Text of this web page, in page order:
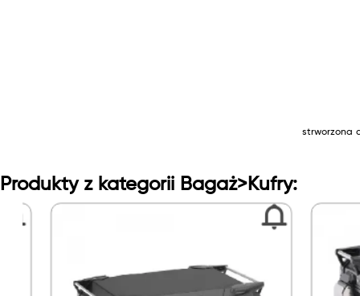
strworzona
Produkty z kategorii Bagaż>Kufry: